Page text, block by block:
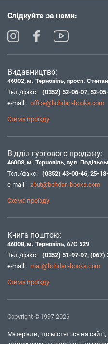
Слідкуйте за нами:
Видавництво:
46002, м. Тернопіль, просп.
Тел./факс:
(0352) 52-06-07, 52-
e-mail:
office@bohdan-books.com
Схема проїзду
Відділ гуртового продажу:
46008, м. Тернопіль, вул.
Тел./факс:
(0352) 43-00-46, 25-
e-mail:
zbut@bohdan-books.com
Схема проїзду
Книга поштою:
46008, м. Тернопіль, А/С 529
Тел./факс:
(0352) 51-97-97, (067)
e-mail:
mail@bohdan-books.com
Схема проїзду
Copyright © 1997-2026
Матеріали, що містяться на